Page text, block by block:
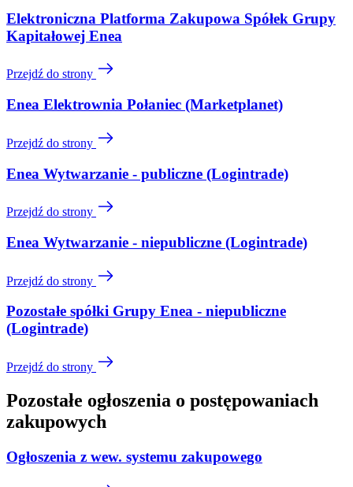
Elektroniczna Platforma Zakupowa Spółek Grupy
Kapitałowej Enea
Przejdź do strony
Enea Elektrownia Połaniec (Marketplanet)
Przejdź do strony
Enea Wytwarzanie - publiczne (Logintrade)
Przejdź do strony
Enea Wytwarzanie - niepubliczne (Logintrade)
Przejdź do strony
Pozostałe spółki Grupy Enea - niepubliczne
(Logintrade)
Przejdź do strony
Pozostałe ogłoszenia o postępowaniach
zakupowych
Ogłoszenia z wew. systemu zakupowego